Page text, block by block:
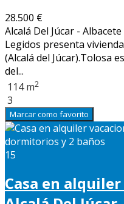
28.500 €
Alcalá Del Júcar - Albacete
Legidos presenta
(Alcalá del Júcar).Tolosa
del...
114 m2
3
Marcar como favorito
15
Casa en